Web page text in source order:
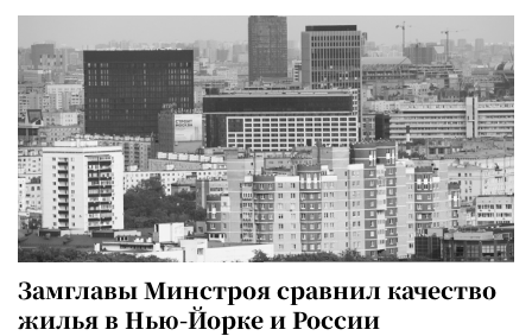
Замглавы Минстроя сравнил качество
жилья в Нью-Йорке и России